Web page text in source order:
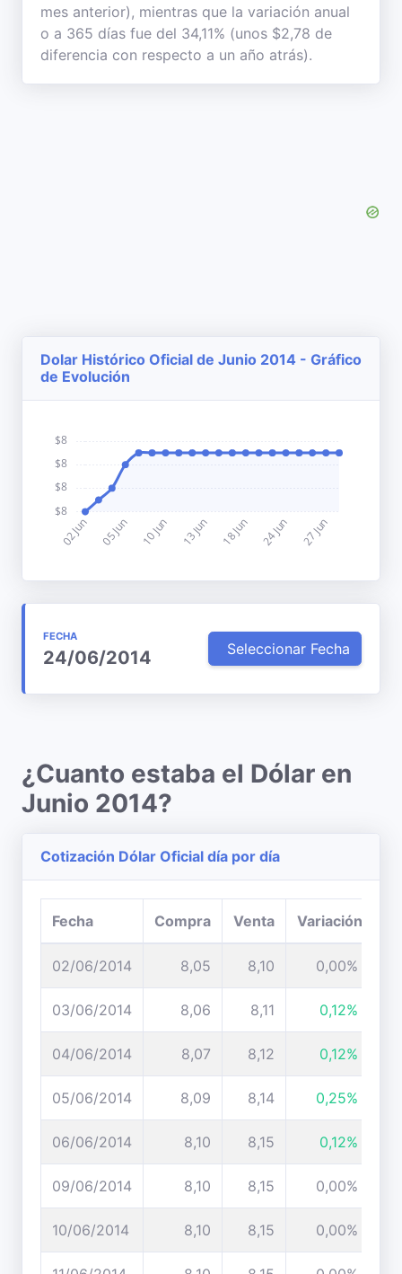
mes anterior), mientras que la variación anual
o a 365 días fue del 34,11% (unos $2,78 de
diferencia con respecto a un año atrás).
Dolar Histórico Oficial de Junio 2014 - Gráfico
de Evolución
FECHA
24/06/2014 Seleccionar Fecha
¿Cuanto estaba el Dólar en
Junio 2014?
Cotización Dólar Oficial día por día
Fecha Compra Venta Variación
02/06/2014 8,05 8,10 0,00%
03/06/2014 8,06 8,11 0,12%
04/06/2014 8,07 8,12 0,12%
05/06/2014 8,09 8,14 0,25%
06/06/2014 8,10 8,15 0,12%
09/06/2014 8,10 8,15 0,00%
10/06/2014 8,10 8,15 0,00%